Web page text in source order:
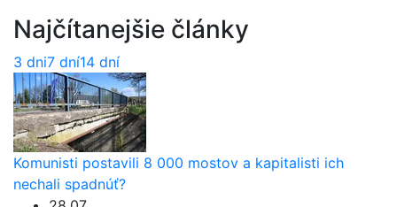
Najčítanejšie články
3 dni7 dní14 dní
Komunisti postavili 8 000 mostov a kapitalisti ich
nechali spadnúť?